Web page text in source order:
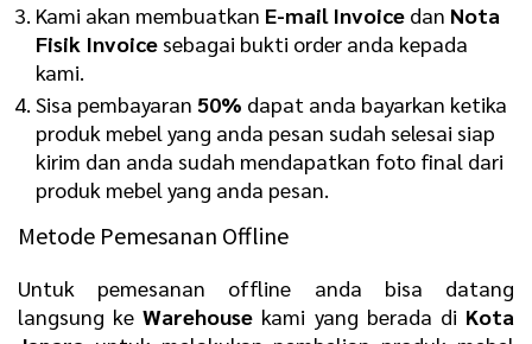
Kami akan membuatkan E-mail Invoice dan Nota
Fisik Invoice sebagai bukti order anda kepada
kami.
Sisa pembayaran 50% dapat anda bayarkan ketika
produk mebel yang anda pesan sudah selesai siap
kirim dan anda sudah mendapatkan foto final dari
produk mebel yang anda pesan.
Metode Pemesanan Offline
Untuk pemesanan offline anda bisa datang
langsung keWarehouse kami yang berada di Kota